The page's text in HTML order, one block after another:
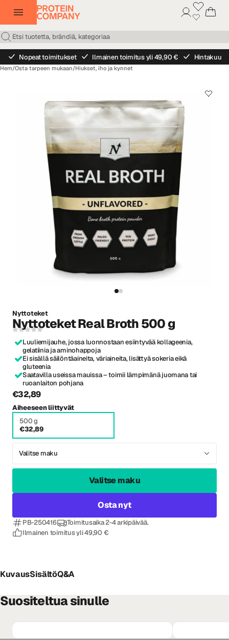
Nopeat toimitukset Ilmainen toimitus yli 49,90 € Hintakuu
Hem/Osta tarpeen mukaan/Hiukset, iho ja kynnet
Nyttoteket
Nyttoteket Real Broth 500 g
Luuliemijauhe, jossa luonnostaan esiintyvää kollageenia,
gelatiinia ja aminohappoja
Ei sisällä säilöntäaineita, väriaineita, lisättyä sokeria eikä
gluteenia
Saatavilla useissa mauissa – toimii lämpimänä juomana tai
ruoanlaiton pohjana
€32,89
Aiheeseen liittyvät
500 g
€32,89
Valitse maku
Valitse maku
Osta nyt
PB-250416
Toimitusaika 2-4 arkipäivää.
Ilmainen toimitus yli 49,90 €
KuvausSisältöQ&A
Suositeltua sinulle